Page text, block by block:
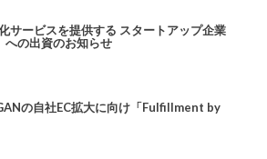
サービスを提供する スタートアップ企業
への出資のお知らせ
の自社EC拡大に向け「Fulfillment by